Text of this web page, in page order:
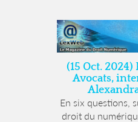
(15 Oct. 2024)
Avocats,
En six questions,
droit du